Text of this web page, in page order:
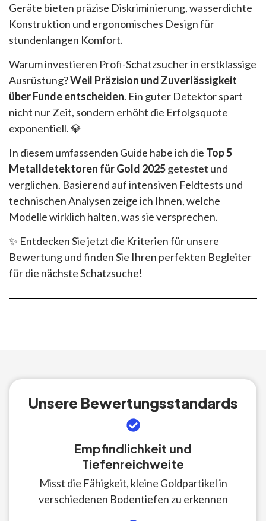
Geräte bieten präzise Diskriminierung, wasserdichte
Konstruktion und ergonomisches Design für
stundenlangen Komfort.
Warum investieren Profi-Schatzsucher in erstklassige
Ausrüstung?Weil Präzision und Zuverlässigkeit
über Funde entscheiden. Ein guter Detektor spart
nicht nur Zeit, sondern erhöht die Erfolgsquote
exponentiell. 💎
In diesem umfassenden Guide habe ich die Top 5
Metalldetektoren für Gold 2025getestet und
verglichen. Basierend auf intensiven Feldtests und
technischen Analysen zeige ich Ihnen, welche
Modelle wirklich halten, was sie versprechen.
✨ Entdecken Sie jetzt die Kriterien für unsere
Bewertung und finden Sie Ihren perfekten Begleiter
für die nächste Schatzsuche!
Unsere Bewertungsstandards
Empfindlichkeit und
Tiefenreichweite
Misst die Fähigkeit, kleine Goldpartikel in
verschiedenen Bodentiefen zu erkennen